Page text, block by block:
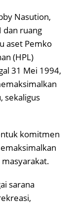
Nasution,
dan ruang
aset Pemko
(HPL)
31 Mei 1994,
sekaligus
komitmen
sarana